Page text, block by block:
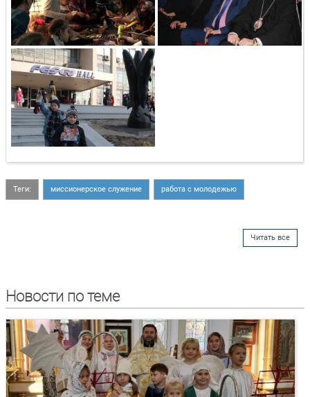
Теги: миссионерское служение работа с молодежью
Читать все
Новости по теме